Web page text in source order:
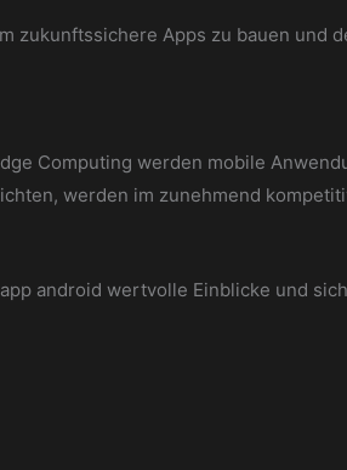
zukunftssichere Apps zu bauen und
Computing werden mobile
werden im zunehmend
android wertvolle Einblicke und